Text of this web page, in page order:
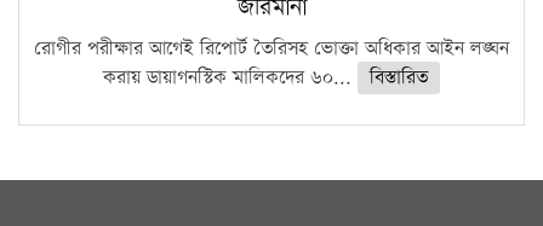
জরিমানা
রোগীর পরীক্ষার আগেই রিপোর্ট তৈরিসহ ভোক্তা অধিকার আইন লঙ্ঘন
করায় ডায়াগনস্টিক মালিকদের ৬০...
বিস্তারিত